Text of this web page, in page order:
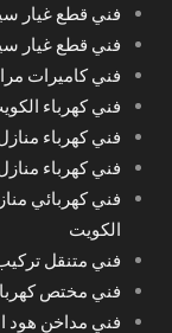
فني قطع غيار
فني قطع غيار
فني كاميرات مراقبة
فني كهرباء الكويت
فني كهرباء منازل
فني كهرباء
فني كهربائي
الكويت
فني متنقل
فني مختص
فني مداخن هود